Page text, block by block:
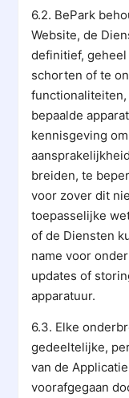
6.2. BePark
Website, de
definitief,
schorten of te
bepaalde
kennisgeving
breiden, te
voor zover dit
toepasselijke
of de Diensten
name voor
updates of
apparatuur.
6.3. Elke
gedeeltelijke,
van de
voorafgegaan